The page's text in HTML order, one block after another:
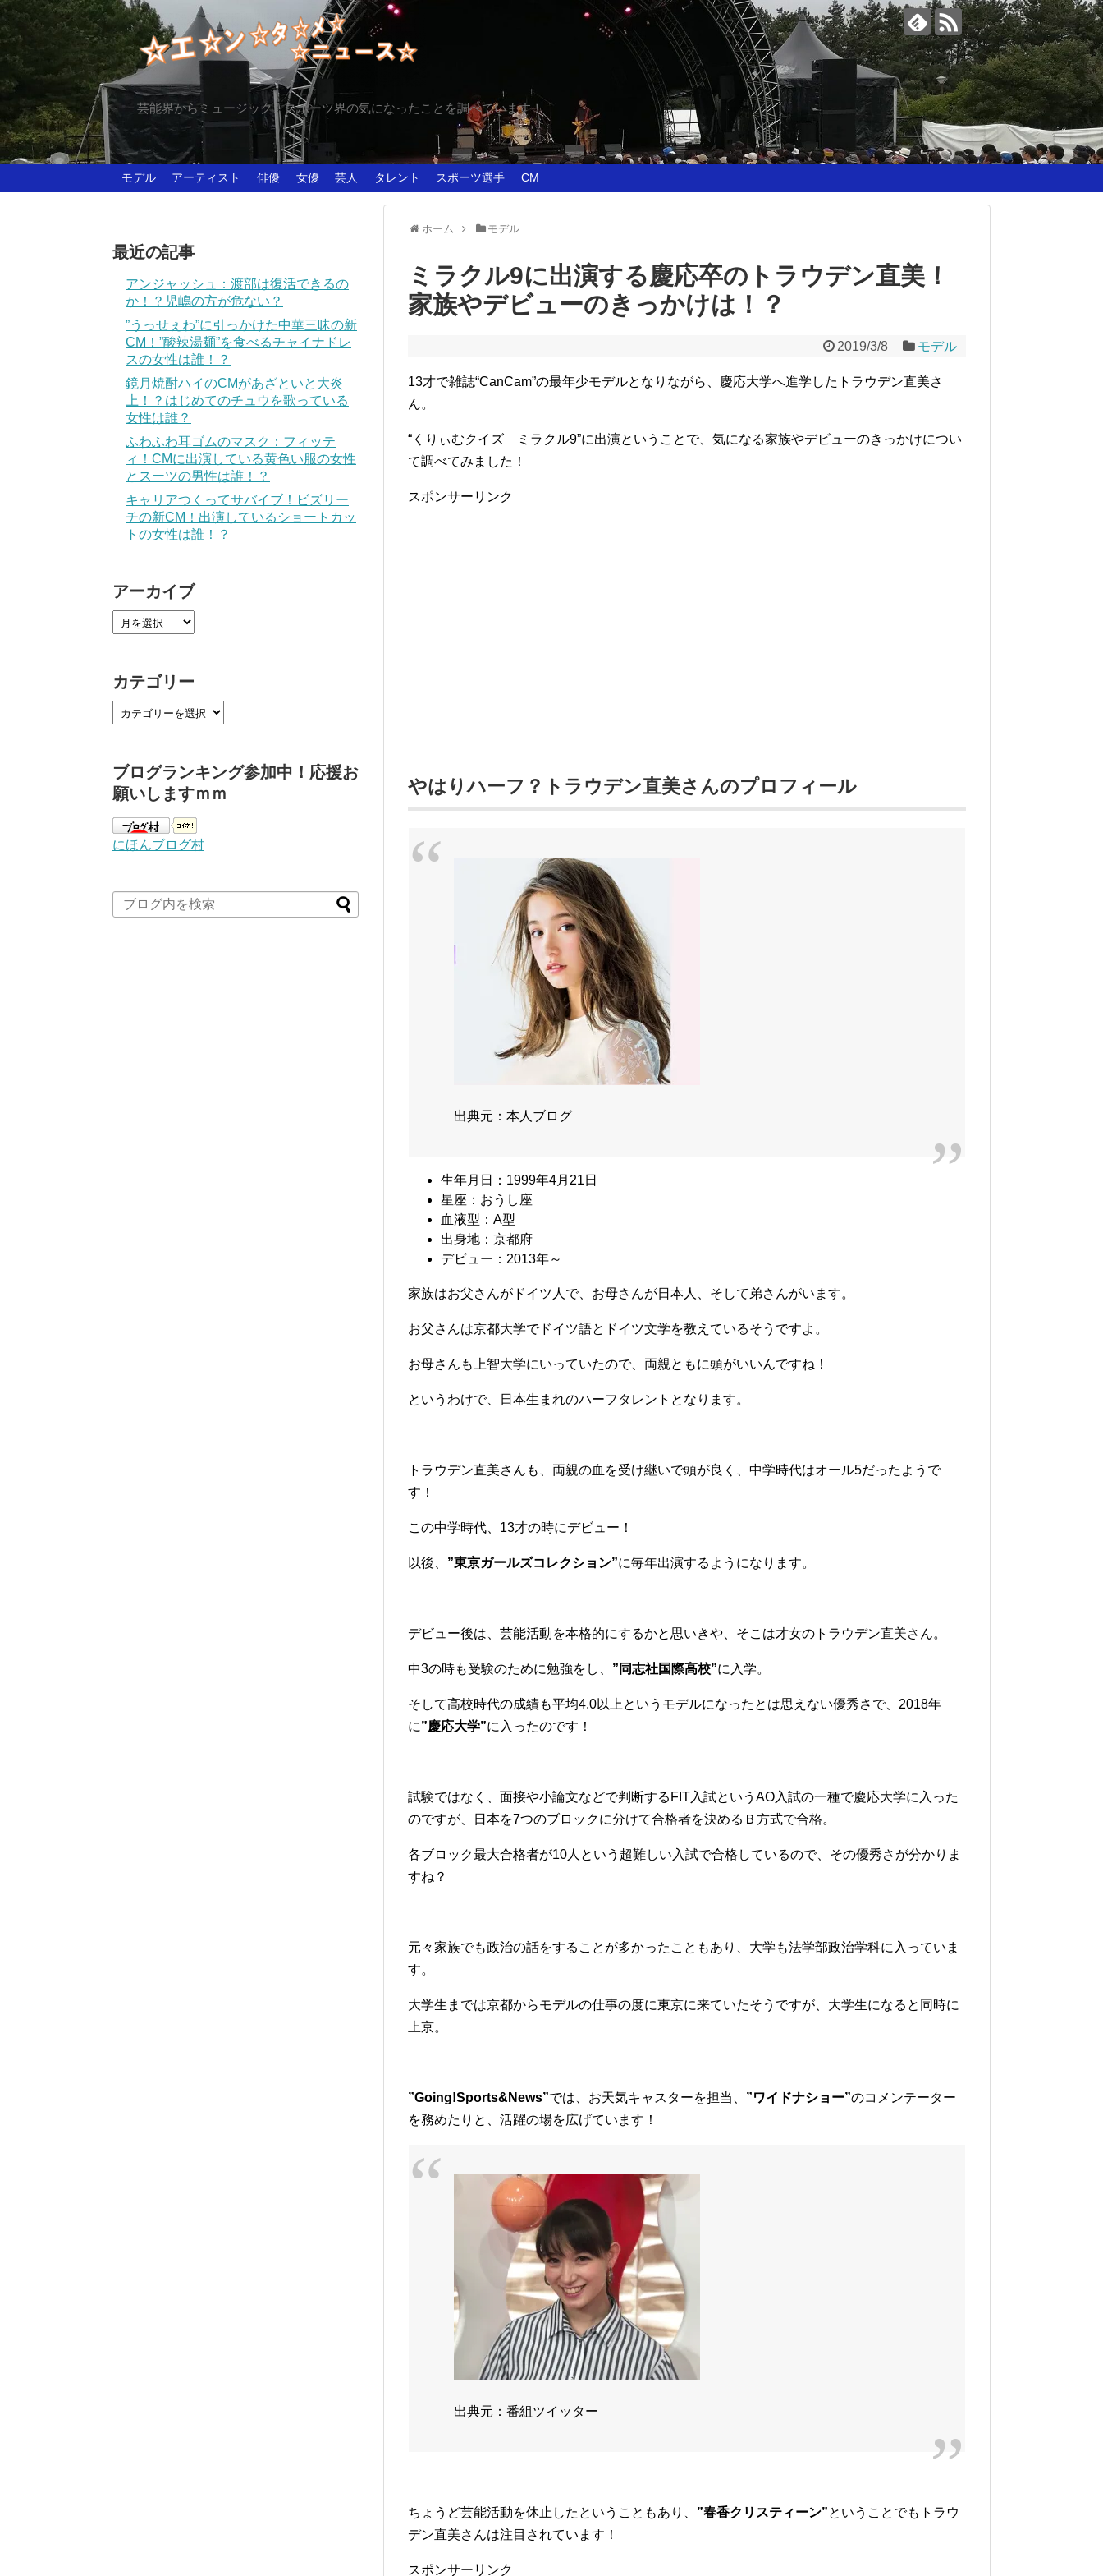
芸能界からミュージック、スポーツ界の気になったことを調べています！
モデル アーティスト 俳優 女優 芸人 タレント スポーツ選手 CM
ホーム モデル
ミラクル9に出演する慶応卒のトラウデン直美！
家族やデビューのきっかけは！？
2019/3/8 モデル
13才で雑誌“CanCam”の最年少モデルとなりながら、慶応大学へ進学したトラウデン直美さ
ん。
“くりぃむクイズ ミラクル9”に出演ということで、気になる家族やデビューのきっかけについ
て調べてみました！
スポンサーリンク
やはりハーフ？トラウデン直美さんのプロフィール
出典元：本人ブログ
生年月日：1999年4月21日
星座：おうし座
血液型：A型
出身地：京都府
デビュー：2013年～
家族はお父さんがドイツ人で、お母さんが日本人、そして弟さんがいます。
お父さんは京都大学でドイツ語とドイツ文学を教えているそうですよ。
お母さんも上智大学にいっていたので、両親ともに頭がいいんですね！
というわけで、日本生まれのハーフタレントとなります。
トラウデン直美さんも、両親の血を受け継いで頭が良く、中学時代はオール5だったようで
す！
この中学時代、13才の時にデビュー！
以後、 ”東京ガールズコレクション”に毎年出演するようになります。
デビュー後は、芸能活動を本格的にするかと思いきや、そこは才女のトラウデン直美さん。
中3の時も受験のために勉強をし、 ”同志社国際高校”に入学。
そして高校時代の成績も平均4.0以上というモデルになったとは思えない優秀さで、2018年
に”慶応大学”に入ったのです！
試験ではなく、面接や小論文などで判断するFIT入試というAO入試の一種で慶応大学に入った
のですが、日本を7つのブロックに分けて合格者を決めるＢ方式で合格。
各ブロック最大合格者が10人という超難しい入試で合格しているので、その優秀さが分かりま
すね？
元々家族でも政治の話をすることが多かったこともあり、大学も法学部政治学科に入っていま
す。
大学生までは京都からモデルの仕事の度に東京に来ていたそうですが、大学生になると同時に
上京。
”Going!Sports&News”では、お天気キャスターを担当、 ”ワイドナショー”のコメンテーター
を務めたりと、活躍の場を広げています！
出典元：番組ツイッター
ちょうど芸能活動を休止したということもあり、 ”春香クリスティーン”ということでもトラウ
デン直美さんは注目されています！
スポンサーリンク
最近の記事
アンジャッシュ：渡部は復活できるの
か！？児嶋の方が危ない？
”うっせぇわ”に引っかけた中華三昧の新
CM！”酸辣湯麺”を食べるチャイナドレ
スの女性は誰！？
鏡月焼酎ハイのCMがあざといと大炎
上！？はじめてのチュウを歌っている
女性は誰？
ふわふわ耳ゴムのマスク：フィッテ
ィ！CMに出演している黄色い服の女性
とスーツの男性は誰！？
キャリアつくってサバイブ！ビズリー
チの新CM！出演しているショートカッ
トの女性は誰！？
アーカイブ
カテゴリー
ブログランキング参加中！応援お
願いしますｍｍ
にほんブログ村